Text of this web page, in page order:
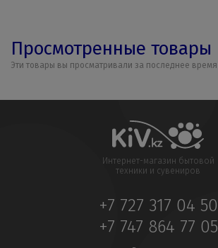
Просмотренные товары
Эти товары вы просматривали за последнее время
Интернет-магазин бытовой
техники и сувениров
+7 727 317 04 50
+7 747 864 77 05